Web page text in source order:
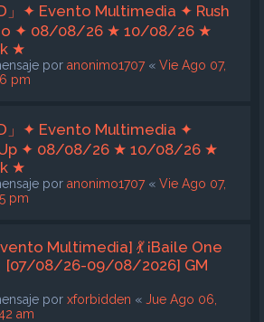
」✦ Evento Multimedia ✦ Rush
✦ 08/08/26 ★ 10/08/26 ★
★
por anonimo1707« Vie Ago 07,
pm
」✦ Evento Multimedia ✦
Up ✦ 08/08/26 ★ 10/08/26 ★
★
por anonimo1707« Vie Ago 07,
pm
Multimedia] 💃 ¡Baile One
[07/08/26-09/08/2026] GM
por xforbidden « Jue Ago 06,
am